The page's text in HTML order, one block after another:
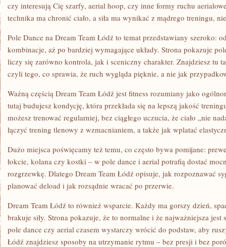
czy interesują Cię szarfy, aerial hoop, czy inne formy ruchu
technika ma chronić ciało, a siła ma wynikać z mądrego treningu,
Pole Dance na Dream Team Łódź to temat przedstawiany szeroko:
kombinacje, aż po bardziej wymagające układy. Strona pokazuje
liczy się zarówno kontrola, jak i sceniczny charakter. Znajdziesz tu
czyli tego, co sprawia, że ruch wygląda pięknie, a nie jak
Ważną częścią Dream Team Łódź jest fitness rozumiany jako
tutaj budujesz kondycję, która przekłada się na lepszą jakość
możesz trenować regularniej, bez ciągłego uczucia, że ciało „nie
łączyć trening tlenowy z wzmacnianiem, a także jak wplatać
Dużo miejsca poświęcamy też temu, co często bywa pomijane:
łokcie, kolana czy kostki – w pole dance i aerial potrafią dostać
rozgrzewkę. Dlatego Dream Team Łódź opisuje, jak rozpoznawać
planować deload i jak rozsądnie wracać po przerwie.
Dream Team Łódź to również wsparcie. Każdy ma gorszy dzień,
brakuje siły. Strona pokazuje, że to normalne i że najważniejsza jest
pole dance czy aerial czasem wystarczy wrócić do podstaw, aby
Łódź znajdziesz sposoby na utrzymanie rytmu – bez presji i bez